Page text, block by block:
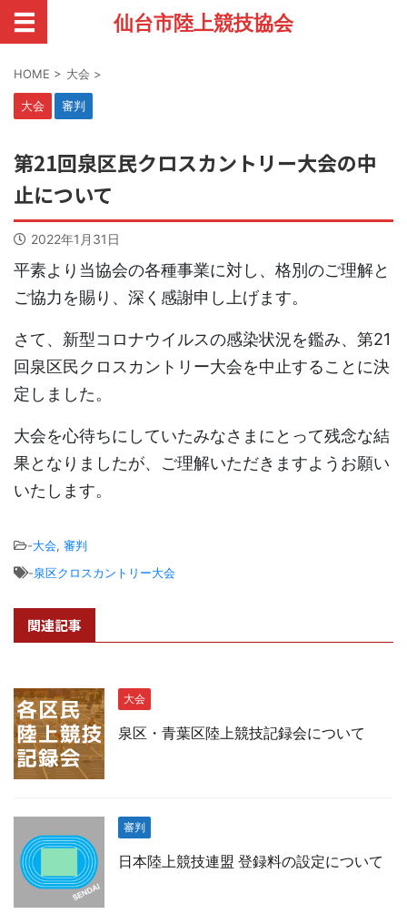
仙台市陸上競技協会
HOME > 大会 >
大会 審判
第21回泉区民クロスカントリー大会の中
止について
2022年1月31日
平素より当協会の各種事業に対し、格別のご理解と
ご協力を賜り、深く感謝申し上げます。
さて、新型コロナウイルスの感染状況を鑑み、第21
回泉区民クロスカントリー大会を中止することに決
定しました。
大会を心待ちにしていたみなさまにとって残念な結
果となりましたが、ご理解いただきますようお願い
いたします。
-大会, 審判
-泉区クロスカントリー大会
関連記事
大会
泉区・青葉区陸上競技記録会について
審判
日本陸上競技連盟 登録料の設定について